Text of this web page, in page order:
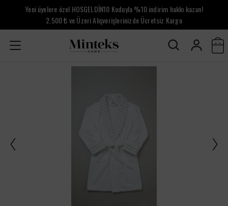
Yeni üyelere özel HOSGELDİN10 Koduyla %10 indirim hakkı kazan!
2.500 ₺ ve Üzeri Alışverişlerinizde Ücretsiz Kargo